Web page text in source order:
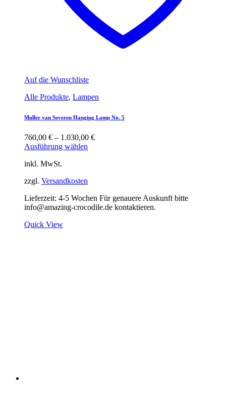
Auf die Wunschliste
Alle Produkte, Lampen
Muller van Severen Hanging Lamp No. 5
760,00 € – 1.030,00 €
Ausführung wählen
inkl. MwSt.
zzgl. Versandkosten
Lieferzeit: 4-5 Wochen Für genauere Auskunft bitte
info@amazing-crocodile.de kontaktieren.
Quick View